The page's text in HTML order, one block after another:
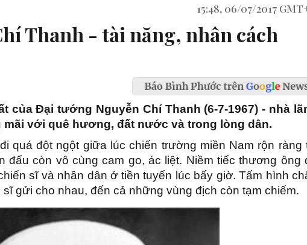
15:48, 06/07/2017
Thanh - tài năng, nhân cách
của Đại tướng Nguyễn Chí Thanh (6-7-1967) - nhà
với quê hương, đất nước và trong lòng dân.
quá đột ngột giữa lúc chiến trường miền Nam rộn ràng
đấu còn vô cùng cam go, ác liệt. Niềm tiếc thương ông
sĩ và nhân dân ở tiền tuyến lúc bấy giờ. Tấm hình
gửi cho nhau, đến cả những vùng địch còn tạm chiếm.